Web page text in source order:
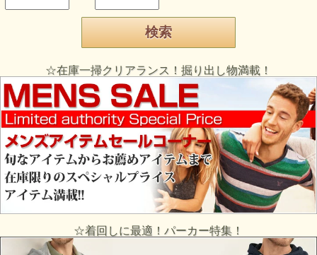
☆在庫一掃クリアランス！掘り出し物満載！
☆着回しに最適！パーカー特集！